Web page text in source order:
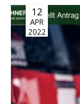
12
APR
2022